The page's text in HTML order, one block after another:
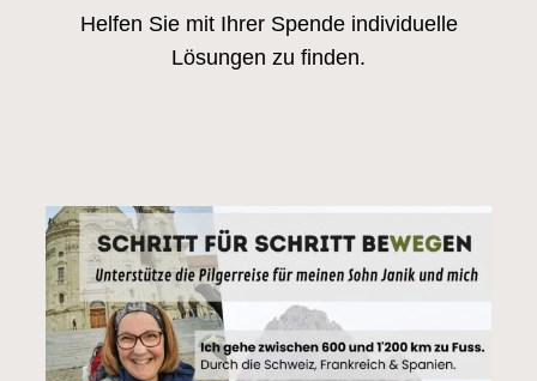
Helfen Sie mit Ihrer Spende individuelle
Lösungen zu finden.